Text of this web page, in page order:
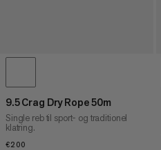
9.5 Crag Dry Rope 50m
Single reb til sport- og traditionel
klatring.
€200